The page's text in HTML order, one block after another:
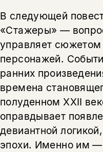
В следующей
«Стажеры» —
управляет сюжетом
персонажей.
ранних
времена
полуденном XXII
оправдывает
девиантной
эпохи. Именно им